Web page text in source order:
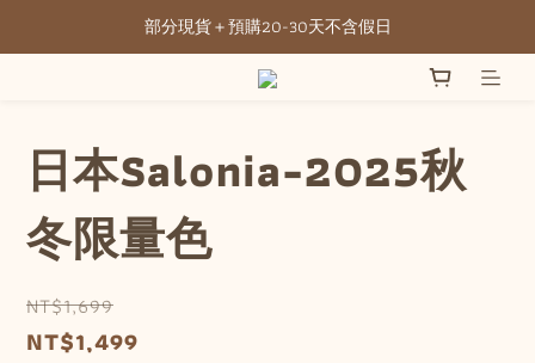
全館滿NT3500元免運
部分現貨＋預購20-30天不含假日
全館滿NT3500元免運
日本Salonia-2025秋
冬限量色
NT$1,699
NT$1,499